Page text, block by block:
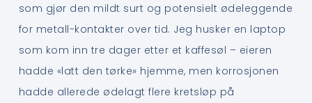
som gjør den mildt surt og potensielt ødeleggende
for metall-kontakter over tid. Jeg husker en laptop
som kom inn tre dager etter et kaffesøl – eieren
hadde «latt den tørke» hjemme, men korrosjonen
hadde allerede ødelagt flere kretsløp på